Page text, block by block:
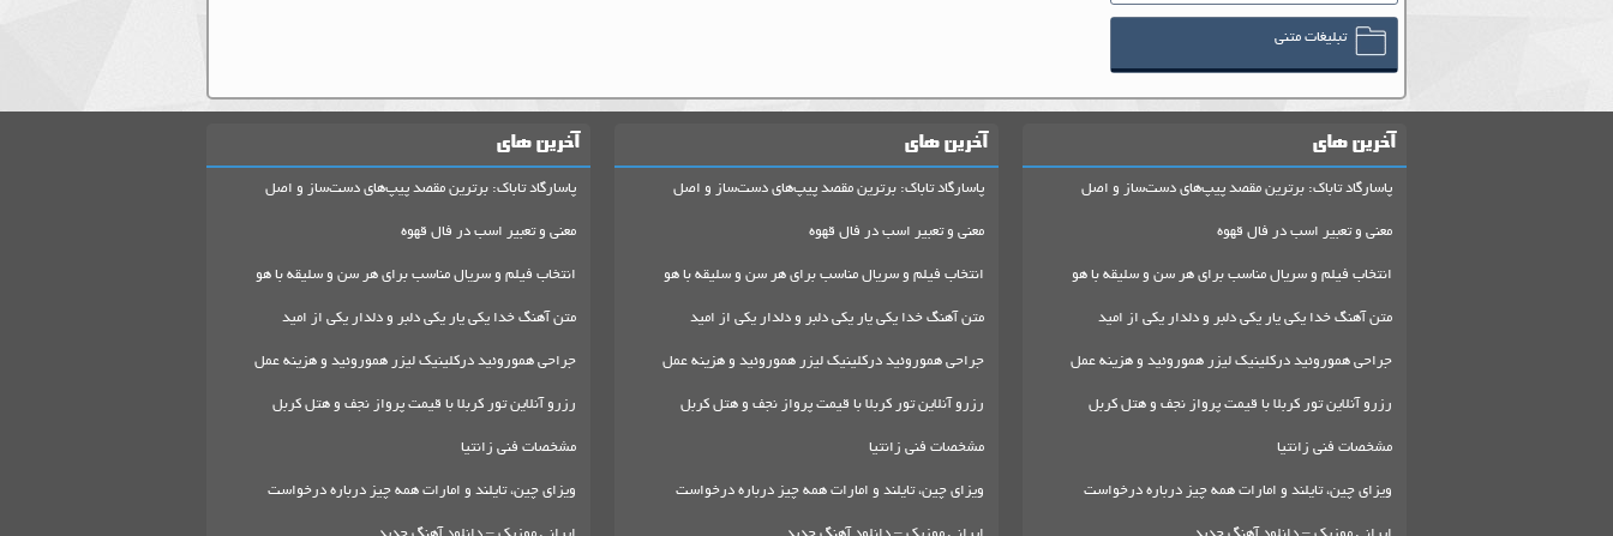
تبلیغات متنی
آخرین های
پاسارگاد تاباک: برترین مقصد پیپ‌های دست‌ساز و اصل
معنی و تعبیر اسب در فال قهوه
انتخاب فیلم و سریال مناسب برای هر سن و سلیقه با هو
متن آهنگ خدا یکی یار یکی دلبر و دلدار یکی از امید
جراحی هموروئید درکلینیک لیزر هموروئید و هزینه عمل
رزرو آنلاین تور کربلا با قیمت پرواز نجف و هتل کربل
مشخصات فنی زانتیا
ویزای چین، تایلند و امارات همه چیز درباره درخواست
آخرین های
پاسارگاد تاباک: برترین مقصد پیپ‌های دست‌ساز و اصل
معنی و تعبیر اسب در فال قهوه
انتخاب فیلم و سریال مناسب برای هر سن و سلیقه با هو
متن آهنگ خدا یکی یار یکی دلبر و دلدار یکی از امید
جراحی هموروئید درکلینیک لیزر هموروئید و هزینه عمل
رزرو آنلاین تور کربلا با قیمت پرواز نجف و هتل کربل
مشخصات فنی زانتیا
ویزای چین، تایلند و امارات همه چیز درباره درخواست
آخرین های
پاسارگاد تاباک: برترین مقصد پیپ‌های دست‌ساز و اصل
معنی و تعبیر اسب در فال قهوه
انتخاب فیلم و سریال مناسب برای هر سن و سلیقه با هو
متن آهنگ خدا یکی یار یکی دلبر و دلدار یکی از امید
جراحی هموروئید درکلینیک لیزر هموروئید و هزینه عمل
رزرو آنلاین تور کربلا با قیمت پرواز نجف و هتل کربل
مشخصات فنی زانتیا
ویزای چین، تایلند و امارات همه چیز درباره درخواست